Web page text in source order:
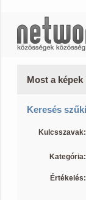
Most a
Keresés
Kulcsszavak:
Kategória:
Értékelés: